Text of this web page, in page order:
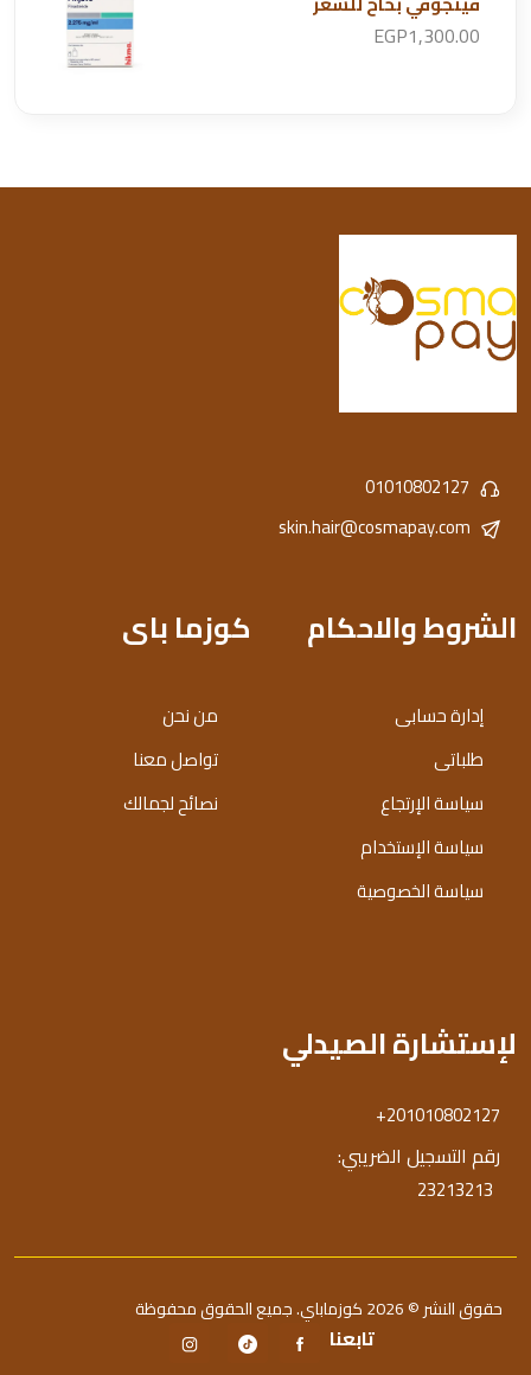
EGP1,300.00
01010802127
skin.hair@cosmapay.com
الشروط والاحكام
إدارة حسابى
طلباتى
سياسة الإرتجاع
سياسة الإستخدام
سياسة الخصوصية
كوزما باى
من نحن
تواصل معنا
نصائح لجمالك
لإستشارة الصيدلي
+201010802127
رقم التسجيل الضريبي:
23213213
حقوق النشر © 2026 كوزماباي. جميع الحقوق محفوظة
تابعنا